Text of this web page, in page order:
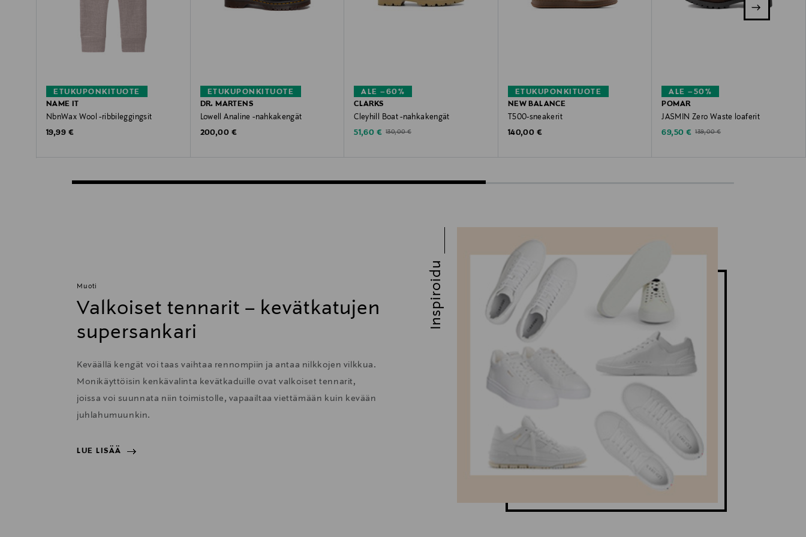
ETUKUPONKITUOTE
NAME IT
NbnWax Wool -ribbileggingsit
Original Price
19,99 €
ETUKUPONKITUOTE
DR. MARTENS
Lowell Analine -nahkakengät
Original Price
200,00 €
ALE –60%
CLARKS
Cleyhill Boat -nahkakengät
Discounted Price
51,60 € Original Price
130,00 €
ETUKUPONKITUOTE
NEW BALANCE
T500-sneakerit
Original Price
140,00 €
ALE –50%
POMAR
JASMIN Zero Waste loaferit
Discounted Price
69,50 € Original Price
139,00 €
Muoti
Valkoiset tennarit – kevätkatujen
supersankari
Keväällä kengät voi taas vaihtaa rennompiin ja antaa nilkkojen vilkkua.
Monikäyttöisin kenkävalinta kevätkaduille ovat valkoiset tennarit,
joissa voi suunnata niin toimistolle, vapaailtaa viettämään kuin kevään
juhlahumuunkin.
LUE LISÄÄ
Inspiroidu